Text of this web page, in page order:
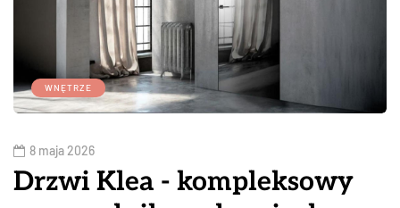
WNĘTRZE
8 maja 2026
Drzwi Klea - kompleksowy